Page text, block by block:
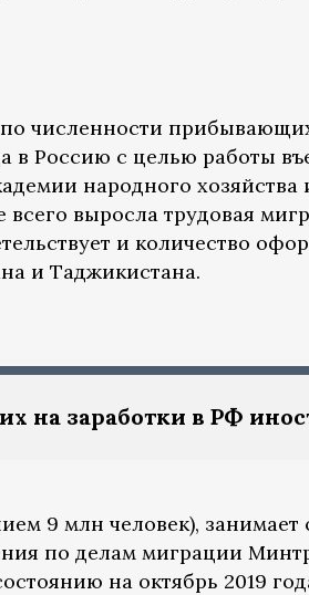
численности
в Россию с целью работы
народного хозяйства
выросла трудовая
и количество
и Таджикистана.
на заработки в РФ
9 млн человек),
по делам миграции
на октябрь 2019